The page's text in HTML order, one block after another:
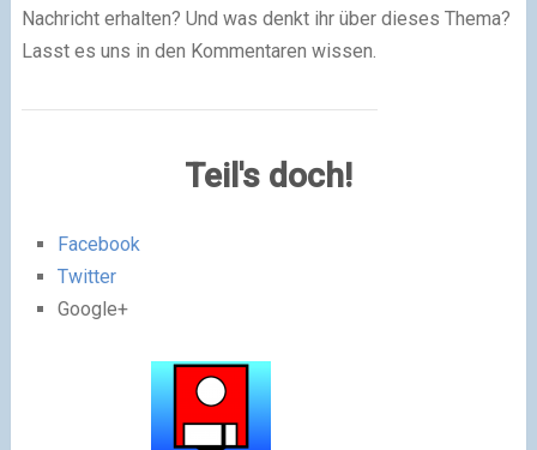
Nachricht erhalten? Und was denkt ihr über dieses Thema?
Lasst es uns in den Kommentaren wissen.
Teil's doch!
Facebook
Twitter
Google+